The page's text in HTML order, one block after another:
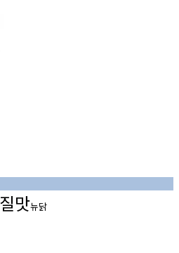
맛뉴닭